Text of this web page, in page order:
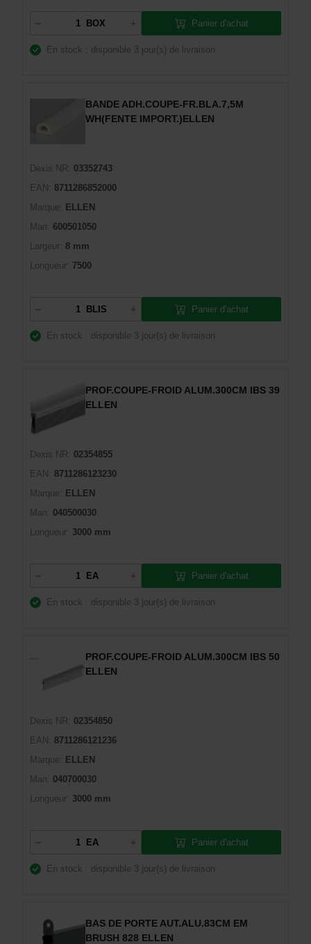
BOX Panier d'achat
En stock : disponible 3 jour(s) de livraison
BANDE ADH.COUPE-FR.BLA.7,5M
WH(FENTE IMPORT.)ELLEN
Dexis NR:
03352743
EAN:
8711286852000
Marque:
ELLEN
Man:
600501050
Largeur: 8 mm
Longueur: 7500
BLIS Panier d'achat
En stock : disponible 3 jour(s) de livraison
PROF.COUPE-FROID ALUM.300CM IBS 39
ELLEN
Dexis NR:
02354855
EAN:
8711286123230
Marque:
ELLEN
Man:
040500030
Longueur: 3000 mm
EA Panier d'achat
En stock : disponible 3 jour(s) de livraison
PROF.COUPE-FROID ALUM.300CM IBS 50
ELLEN
Dexis NR:
02354850
EAN:
8711286121236
Marque:
ELLEN
Man:
040700030
Longueur: 3000 mm
EA Panier d'achat
En stock : disponible 3 jour(s) de livraison
BAS DE PORTE AUT.ALU.83CM EM
BRUSH 828 ELLEN